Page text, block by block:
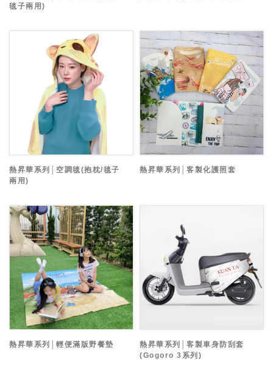
毯子兩用)
熱昇華系列│空調毯(抱枕/毯子
兩用)
熱昇華系列│客製化護照套
熱昇華系列│輕便滿版野餐墊
熱昇華系列│客製車身防刮套
(Gogoro 3系列)